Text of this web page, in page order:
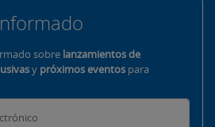
sobre lanzamientos de
y próximos eventos para